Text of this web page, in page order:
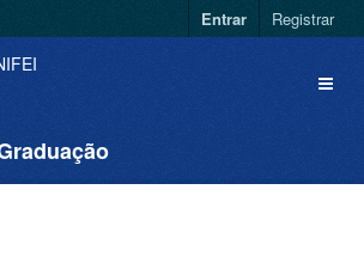
Entrar Registrar